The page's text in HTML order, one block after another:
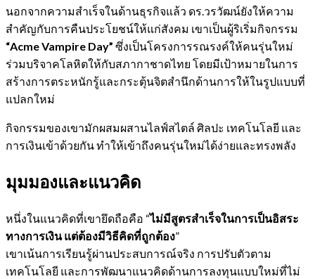
นอกจากความสำเร็จในด้านธุรกิจแล้ว ดร.วรวัฒน์ยังให้ความ
สำคัญกับการคืนประโยชน์ให้แก่สังคม เขาเป็นผู้ริเริ่มกิจกรรม
“Acme Vampire Day” ซึ่งเป็นโครงการรณรงค์ให้คนรุ่นใหม่
ร่วมบริจาคโลหิตให้กับสภากาชาดไทย โดยมีเป้าหมายในการ
สร้างการตระหนักรู้และกระตุ้นจิตสำนึกด้านการให้ในรูปแบบที่
แปลกใหม่
กิจกรรมของเขามักผสมผสานไลฟ์สไตล์ ศิลปะ เทคโนโลยี และ
การเงินเข้าด้วยกัน ทำให้เข้าถึงคนรุ่นใหม่ได้ง่ายและทรงพลัง
มุมมองและแนวคิด
หนึ่งในแนวคิดที่เขายึดถือคือ “ไม่มีสูตรสำเร็จในการเป็นอิสระ
ทางการเงิน แต่ต้องมีวิธีคิดที่ถูกต้อง”
เขาเน้นการเรียนรู้ผ่านประสบการณ์จริง การปรับตัวตาม
เทคโนโลยี และการพัฒนาแนวคิดด้านการลงทุนแบบใหม่ที่ไม่